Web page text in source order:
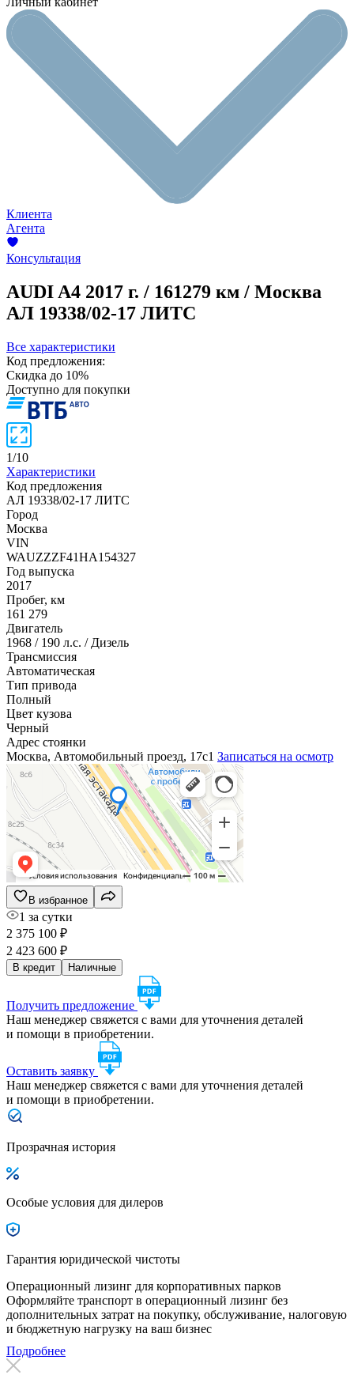
Клиента
Агента
Консультация
AUDI A4 2017 г. / 161279 км / Москва
АЛ 19338/02-17 ЛИТС
Все характеристики
Код предложения:
Скидка до 10%
Доступно для покупки
1/10
Характеристики
Код предложения
АЛ 19338/02-17 ЛИТС
Город
Москва
VIN
WAUZZZF41HA154327
Год выпуска
2017
Пробег, км
161 279
Двигатель
1968 / 190 л.с. / Дизель
Трансмиссия
Автоматическая
Тип привода
Полный
Цвет кузова
Черный
Адрес стоянки
Москва, Автомобильный проезд, 17с1 Записаться на осмотр
В избранное
1 за сутки
2 375 100 ₽
2 423 600 ₽
В кредит Наличные
Получить предложение
Наш менеджер свяжется с вами для уточнения деталей
и помощи в приобретении.
Оставить заявку
Наш менеджер свяжется с вами для уточнения деталей
и помощи в приобретении.
Прозрачная история
Особые условия для дилеров
Гарантия юридической чистоты
Операционный лизинг для корпоративных парков
Оформляйте транспорт в операционный лизинг без
дополнительных затрат на покупку, обслуживание, налоговую
и бюджетную нагрузку на ваш бизнес
Подробнее